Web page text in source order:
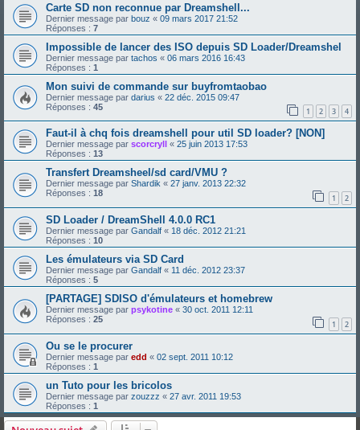
Carte SD non reconnue par Dreamshell...
Dernier message par bouz « 09 mars 2017 21:52
Réponses : 7
Impossible de lancer des ISO depuis SD Loader/Dreamshel
Dernier message par tachos « 06 mars 2016 16:43
Réponses : 1
Mon suivi de commande sur buyfromtaobao
Dernier message par darius « 22 déc. 2015 09:47
Réponses : 45 1 2 3 4
Faut-il à chq fois dreamshell pour util SD loader? [NON]
Dernier message par scorcryll « 25 juin 2013 17:53
Réponses : 13
Transfert Dreamsheel/sd card/VMU ?
Dernier message par Shardik « 27 janv. 2013 22:32
Réponses : 18 1 2
SD Loader / DreamShell 4.0.0 RC1
Dernier message par Gandalf « 18 déc. 2012 21:21
Réponses : 10
Les émulateurs via SD Card
Dernier message par Gandalf « 11 déc. 2012 23:37
Réponses : 5
[PARTAGE] SDISO d'émulateurs et homebrew
Dernier message par psykotine « 30 oct. 2011 12:11
Réponses : 25 1 2
Ou se le procurer
Dernier message par edd « 02 sept. 2011 10:12
Réponses : 1
un Tuto pour les bricolos
Dernier message par zouzzz « 27 avr. 2011 19:53
Réponses : 1